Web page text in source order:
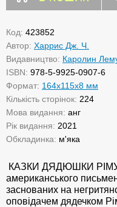
Код: 423852
Автор: Харрис Дж. Ч.
Видавництво: Каролин
ISBN: 978-5-9925-0907-6
Формат: 164x115x8 мм
Кількість сторінок: 224
Мова видання: анг
Рік видання: 2021
Обкладинка: м'яка
КАЗКИ ДЯДЮШКИ
американського
заснованих на
оповідачем дядечком